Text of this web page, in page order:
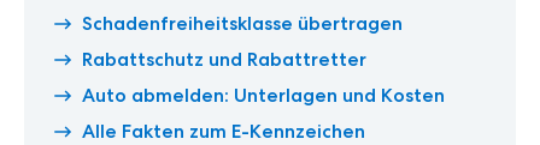
Schadenfreiheitsklasse übertragen
Rabattschutz und Rabattretter
Auto abmelden: Unterlagen und Kosten
Alle Fakten zum E-Kennzeichen